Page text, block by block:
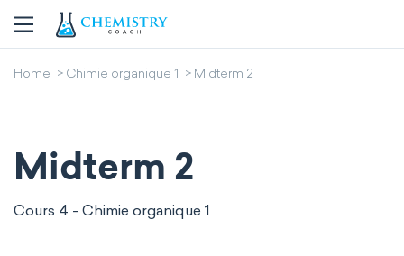
Home Chimie organique 1 Midterm 2
Midterm 2
Cours 4 - Chimie organique 1